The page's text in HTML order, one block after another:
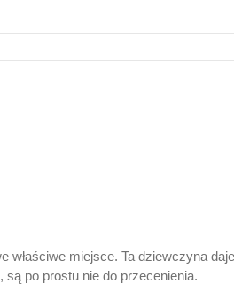
miejsce. Ta dziewczyna
po prostu nie do przecenienia.